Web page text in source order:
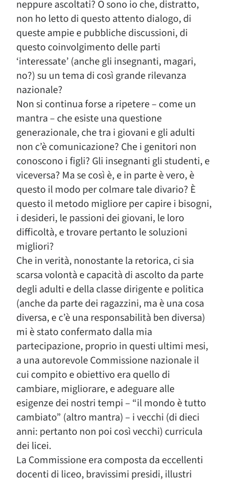
neppure ascoltati? O sono io che, distratto,
non ho letto di questo attento dialogo, di
queste ampie e pubbliche discussioni, di
questo coinvolgimento delle parti
‘interessate’ (anche gli insegnanti, magari,
no?) su un tema di così grande rilevanza
nazionale?
Non si continua forse a ripetere – come un
mantra – che esiste una questione
generazionale, che tra i giovani e gli adulti
non c’è comunicazione? Che i genitori non
conoscono i figli? Gli insegnanti gli studenti, e
viceversa? Ma se così è, e in parte è vero, è
questo il modo per colmare tale divario? È
questo il metodo migliore per capire i bisogni,
i desideri, le passioni dei giovani, le loro
difficoltà, e trovare pertanto le soluzioni
migliori?
Che in verità, nonostante la retorica, ci sia
scarsa volontà e capacità di ascolto da parte
degli adulti e della classe dirigente e politica
(anche da parte dei ragazzini, ma è una cosa
diversa, e c’è una responsabilità ben diversa)
mi è stato confermato dalla mia
partecipazione, proprio in questi ultimi mesi,
a una autorevole Commissione nazionale il
cui compito e obiettivo era quello di
cambiare, migliorare, e adeguare alle
esigenze dei nostri tempi – “il mondo è tutto
cambiato” (altro mantra) – i vecchi (di dieci
anni: pertanto non poi così vecchi) curricula
dei licei.
La Commissione era composta da eccellenti
docenti di liceo, bravissimi presidi, illustri